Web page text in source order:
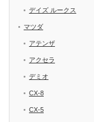
デイズ ルークス
マツダ
アテンザ
アクセラ
デミオ
CX-8
CX-5